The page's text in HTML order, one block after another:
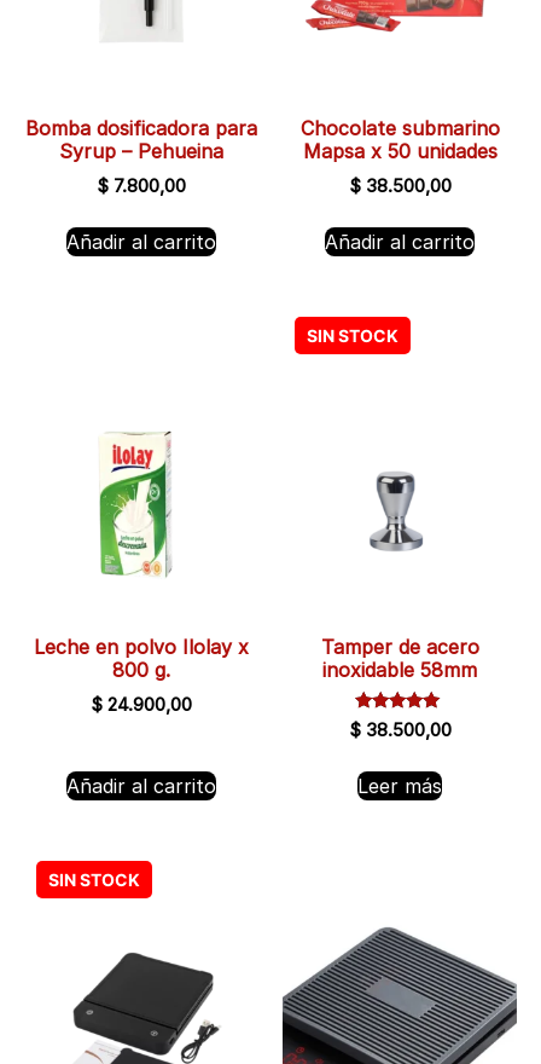
Bomba dosificadora para
Syrup – Pehueina
$ 7.800,00
Añadir al carrito
Chocolate submarino
Mapsa x 50 unidades
$38.500,00
Añadir al carrito
Leche en polvo Ilolay x
800 g.
$ 24.900,00
Añadir al carrito
Tamper de acero
inoxidable 58mm
Valorado
con
de 5
$38.500,00
Leer más